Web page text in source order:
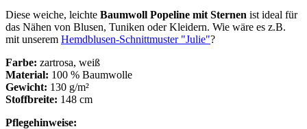
Diese weiche, leichte Baumwoll Popeline mit Sternen ist ideal für
das Nähen von Blusen, Tuniken oder Kleidern. Wie wäre es z.B.
mit unserem Hemdblusen-Schnittmuster "Julie"?
Farbe: zartrosa, weiß
Material: 100 % Baumwolle
Gewicht: 130 g/m²
Stoffbreite: 148 cm
Pflegehinweise: